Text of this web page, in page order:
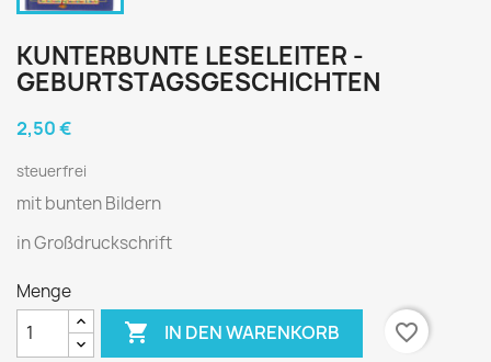
KUNTERBUNTE LESELEITER -
GEBURTSTAGSGESCHICHTEN
2,50 €
steuerfrei
mit bunten Bildern
in Großdruckschrift
Menge
 IN DEN WARENKORB
favorite_border